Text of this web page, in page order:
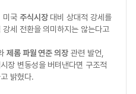
미국 주식시장대비 상대적 강세를
세 전환을 의미하지는 않는다고
제롬 파월 연준 의장 관련 발언,
장 변동성을 버텨낸다면 구조적
밝혔다.